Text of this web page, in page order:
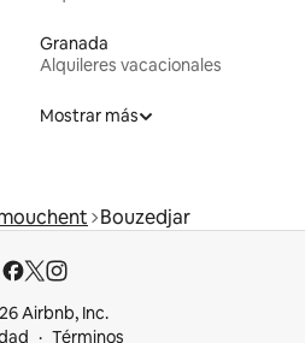
Granada
Alquileres vacacionales
Mostrar más
Bouzedjar
Airbnb, Inc.
Términos